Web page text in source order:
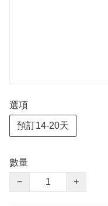
選項
預訂14-20天
數量
−
+